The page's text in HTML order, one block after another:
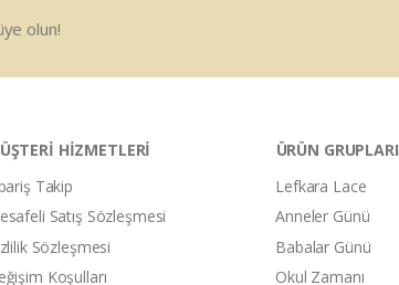
olun!
HİZMETLERİ
Takip
Satış Sözleşmesi
Sözleşmesi
Koşulları
ÜRÜN GRUPLARI
Lefkara Lace
Anneler Günü
Babalar Günü
Okul Zamanı